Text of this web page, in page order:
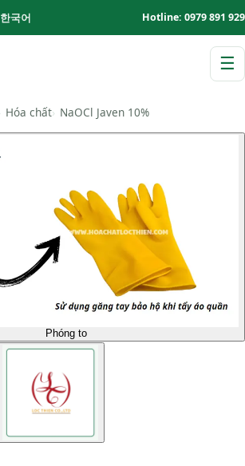
한국어 Hotline: 0979 891 929
☰
Hóa chất NaOCl Javen 10%
Phóng to